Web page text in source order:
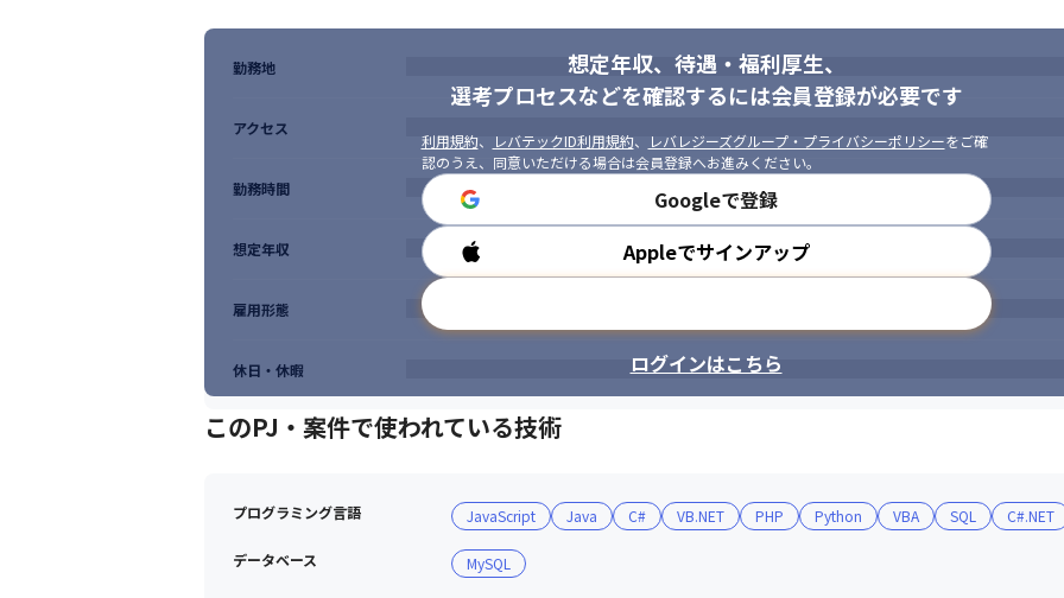
■課題別テクニカル研修
■トレンド技術研修
想定年収、待遇・福利厚生、
選考プロセスなどを確認するには会員登録が必要です
利用規約、 レバテックID利用規約、 レバレジーズグループ・プライバシーポリシーをご確
認のうえ、同意いただける場合は会員登録へお進みください。
Googleで登録
Appleでサインアップ
ログインはこちら
勤務地
アクセス
勤務時間
想定年収
雇用形態
休日・休暇
このPJ・案件で使われている技術
プログラミング言語 JavaScript Java C# VB.NET PHP Python VBA SQL C#.NET
データベース MySQL